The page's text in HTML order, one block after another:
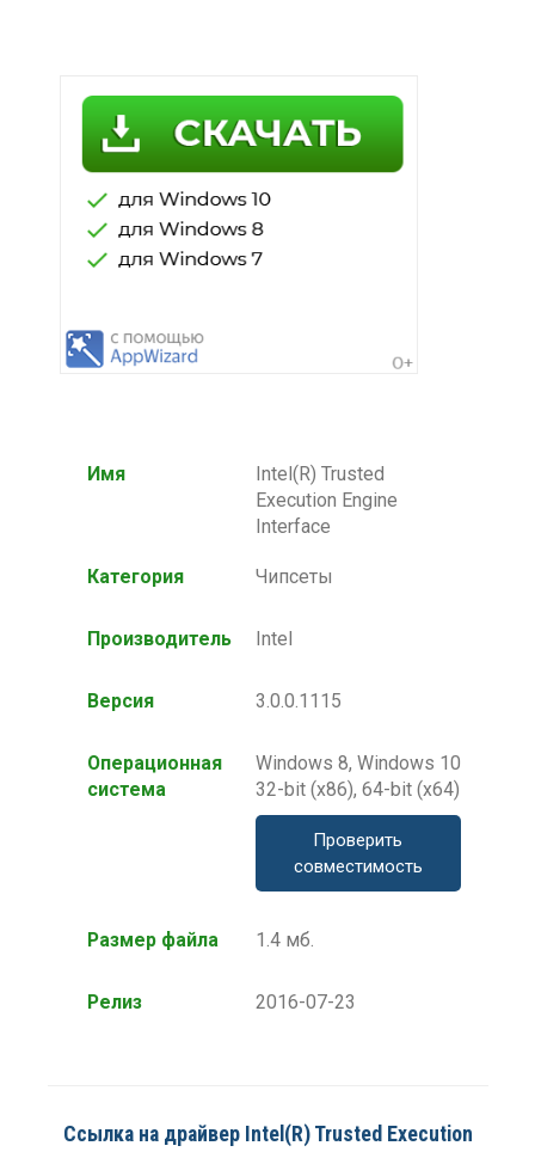
Имя
Intel(R) Trusted
Execution Engine
Interface
Категория Чипсеты
Производитель Intel
Версия 3.0.0.1115
Операционная
система
Windows 8, Windows 10
32-bit (x86), 64-bit (x64)
Проверить
совместимость
Размер файла 1.4 мб.
Релиз 2016-07-23
Ссылка на драйвер Intel(R) Trusted Execution